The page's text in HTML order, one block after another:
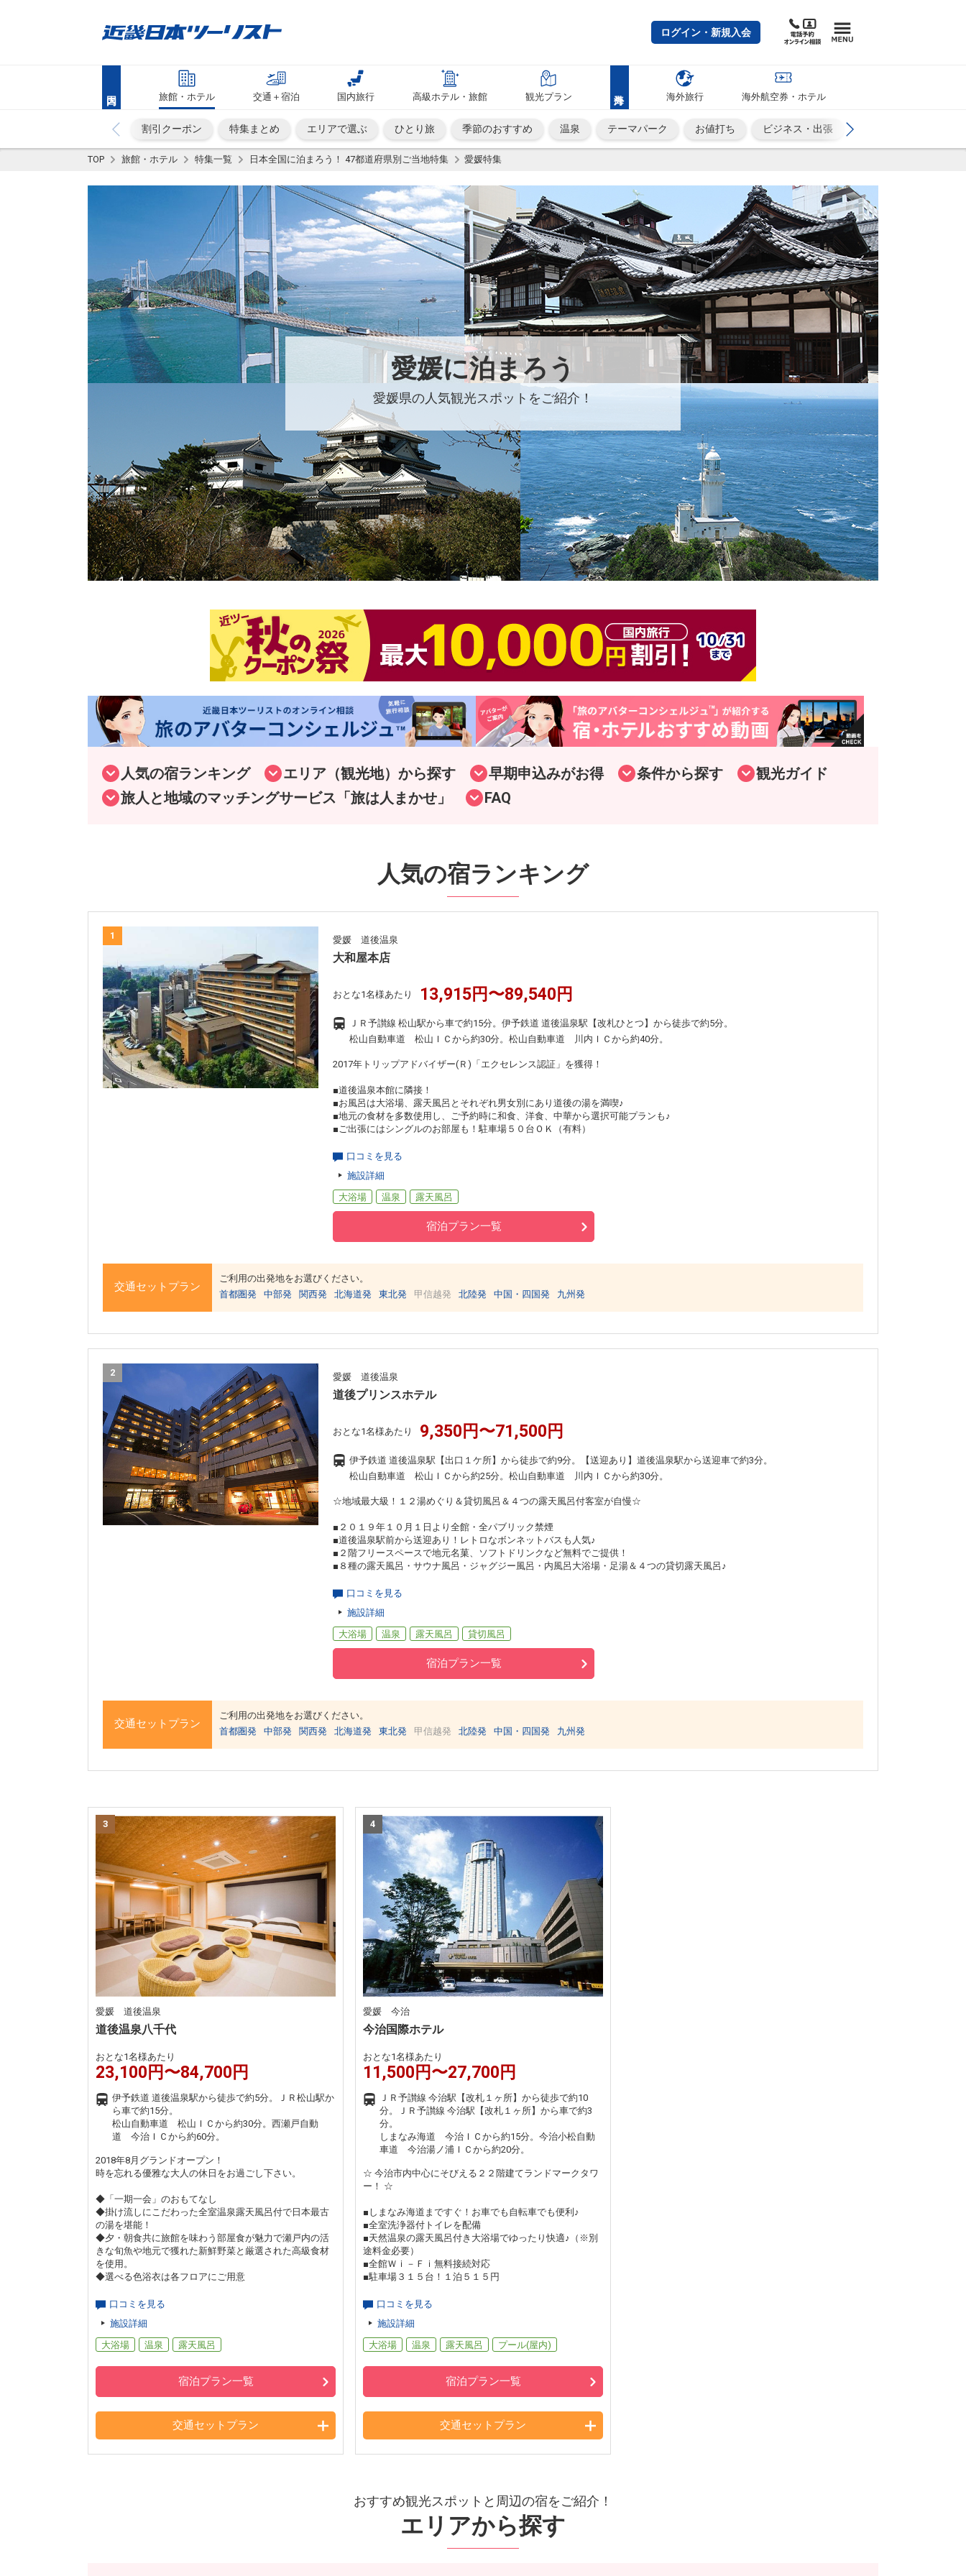
ログイン・新規入会
旅館・ホテル 交通＋宿泊 国内旅行 高級ホテル・旅館 観光プラン 海外旅行 海外航空券・ホテル
割引クーポン 特集まとめ エリアで選ぶ ひとり旅 季節のおすすめ 温泉 テーマパーク お値打ち ビジネス・出張
TOP 旅館・ホテル 特集一覧 日本全国に泊まろう！ 47都道府県別ご当地特集 愛媛特集
愛媛に泊まろう
愛媛県の人気観光スポットをご紹介！
人気の宿ランキング エリア（観光地）から探す 早期申込みがお得 条件から探す
観光ガイド
旅人と地域のマッチングサービス「旅は人まかせ」
FAQ
人気の宿ランキング
1 愛媛 道後温泉
大和屋本店
おとな1名様あたり 13,915円〜89,540円
ＪＲ予讃線 松山駅から車で約15分。伊予鉄道 道後温泉駅【改札ひとつ】から徒歩で約5分。
松山自動車道 松山ＩＣから約30分。松山自動車道 川内ＩＣから約40分。
2017年トリップアドバイザー(Ｒ)「エクセレンス認証」を獲得！
■道後温泉本館に隣接！
■お風呂は大浴場、露天風呂とそれぞれ男女別にあり道後の湯を満喫♪
■地元の食材を多数使用し、ご予約時に和食、洋食、中華から選択可能プランも♪
■ご出張にはシングルのお部屋も！駐車場５０台ＯＫ（有料）
口コミを見る
施設詳細
大浴場
温泉 露天風呂
宿泊プラン一覧
交通セットプラン
ご利用の出発地をお選びください。
首都圏発
中部発 関西発 北海道発 東北発 甲信越発 北陸発 中国・四国発 九州発
2 愛媛 道後温泉
道後プリンスホテル
おとな1名様あたり 9,350円〜71,500円
伊予鉄道 道後温泉駅【出口１ケ所】から徒歩で約9分。【送迎あり】道後温泉駅から送迎車で約3分。
松山自動車道 松山ＩＣから約25分。松山自動車道 川内ＩＣから約30分。
☆地域最大級！１２湯めぐり＆貸切風呂＆４つの露天風呂付客室が自慢☆
■２０１９年１０月１日より全館・全パブリック禁煙
■道後温泉駅前から送迎あり！レトロなボンネットバスも人気♪
■２階フリースペースで地元名菓、ソフトドリンクなど無料でご提供！
■８種の露天風呂・サウナ風呂・ジャグジー風呂・内風呂大浴場・足湯＆４つの貸切露天風呂♪
口コミを見る
施設詳細
大浴場
温泉 露天風呂 貸切風呂
宿泊プラン一覧
交通セットプラン
ご利用の出発地をお選びください。
首都圏発
中部発 関西発 北海道発 東北発 甲信越発 北陸発 中国・四国発 九州発
3
愛媛 道後温泉
道後温泉八千代
おとな1名様あたり
23,100円〜84,700円
伊予鉄道 道後温泉駅から徒歩で約5分。ＪＲ松山駅か
ら車で約15分。
松山自動車道 松山ＩＣから約30分。西瀬戸自動
道 今治ＩＣから約60分。
2018年8月グランドオープン！
時を忘れる優雅な大人の休日をお過ごし下さい。
◆「一期一会」のおもてなし
◆掛け流しにこだわった全室温泉露天風呂付で日本最古
の湯を堪能！
◆夕・朝食共に旅館を味わう部屋食が魅力で瀬戸内の活
きな旬魚や地元で獲れた新鮮野菜と厳選された高級食材
を使用。
◆選べる色浴衣は各フロアにご用意
口コミを見る
施設詳細
大浴場
温泉 露天風呂
宿泊プラン一覧
交通セットプラン
4
愛媛 今治
今治国際ホテル
おとな1名様あたり
11,500円〜27,700円
ＪＲ予讃線 今治駅【改札１ヶ所】から徒歩で約10
分。ＪＲ予讃線 今治駅【改札１ヶ所】から車で約3
分。
しまなみ海道 今治ＩＣから約15分。今治小松自動
車道 今治湯ノ浦ＩＣから約20分。
☆ 今治市内中心にそびえる２２階建てランドマークタワ
ー！ ☆
■しまなみ海道まですぐ！お車でも自転車でも便利♪
■全室洗浄器付トイレを配備
■天然温泉の露天風呂付き大浴場でゆったり快適♪（※別
途料金必要）
■全館Ｗｉ－Ｆｉ無料接続対応
■駐車場３１５台！１泊５１５円
口コミを見る
施設詳細
大浴場
温泉 露天風呂 プール(屋内)
宿泊プラン一覧
交通セットプラン
おすすめ観光スポットと周辺の宿をご紹介！
エリアから探す